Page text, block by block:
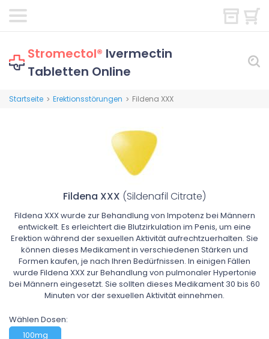
Stromectol® Ivermectin
Tabletten Online
Startseite > Erektionsstörungen > Fildena XXX
Fildena XXX (Sildenafil Citrate)
Fildena XXX wurde zur Behandlung von Impotenz bei Männern
entwickelt. Es erleichtert die Blutzirkulation im Penis, um eine
Erektion während der sexuellen Aktivität aufrechtzuerhalten. Sie
können dieses Medikament in verschiedenen Stärken und
Formen kaufen, je nach Ihren Bedürfnissen. In einigen Fällen
wurde Fildena XXX zur Behandlung von pulmonaler Hypertonie
bei Männern eingesetzt. Sie sollten dieses Medikament 30 bis 60
Minuten vor der sexuellen Aktivität einnehmen.
Wählen Dosen:
100mg